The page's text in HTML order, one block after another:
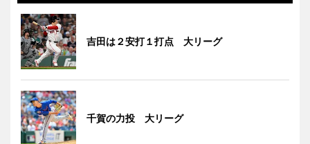
吉田は２安打１打点 大リーグ
千賀の力投 大リーグ